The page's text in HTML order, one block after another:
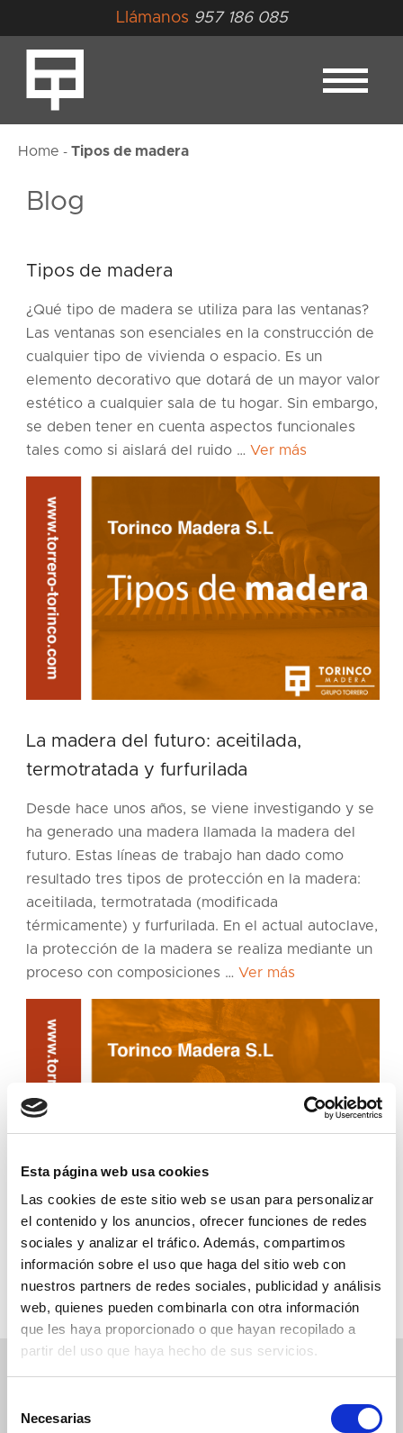
Esta página web usa cookies
Las cookies de este sitio web se usan para personalizar
el contenido y los anuncios, ofrecer funciones de redes
sociales y analizar el tráfico. Además, compartimos
información sobre el uso que haga del sitio web con
nuestros partners de redes sociales, publicidad y análisis
web, quienes pueden combinarla con otra información
que les haya proporcionado o que hayan recopilado a
partir del uso que haya hecho de sus servicios.
Necesarias
Llámanos 957 186 085
Home - Tipos de madera
Blog
Tipos de madera
¿Qué tipo de madera se utiliza para las ventanas?
Las ventanas son esenciales en la construcción de
cualquier tipo de vivienda o espacio. Es un
elemento decorativo que dotará de un mayor valor
estético a cualquier sala de tu hogar. Sin embargo,
se deben tener en cuenta aspectos funcionales
tales como si aislará del ruido … Ver más
La madera del futuro: aceitilada,
termotratada y furfurilada
Desde hace unos años, se viene investigando y se
ha generado una madera llamada la madera del
futuro. Estas líneas de trabajo han dado como
resultado tres tipos de protección en la madera:
aceitilada, termotratada (modificada
térmicamente) y furfurilada. En el actual autoclave,
la protección de la madera se realiza mediante un
proceso con composiciones … Ver más
Suscríbete a nuestra newsletter
Nombre *